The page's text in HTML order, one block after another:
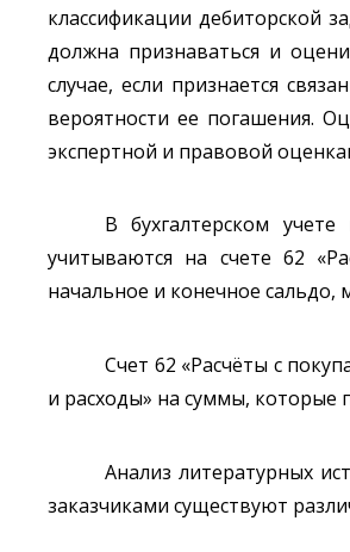
классификации дебиторской
должна признаваться и
случае, если признается
вероятности ее погашения.
экспертной и правовой
В бухгалтерском
учитываются на счете 62
начальное и конечное сальдо,
Счет 62 «Расчёты с
и расходы» на суммы, которые
Анализ литературных
заказчиками существуют